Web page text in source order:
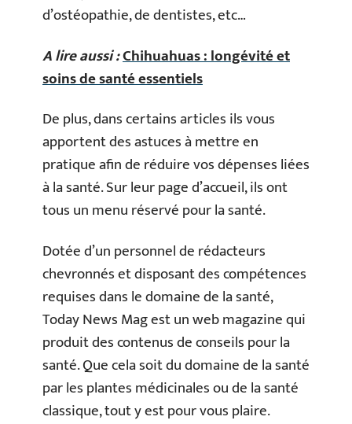
d’ostéopathie, de dentistes, etc…
A lire aussi :Chihuahuas : longévité et
soins de santé essentiels
De plus, dans certains articles ils vous
apportent des astuces à mettre en
pratique afin de réduire vos dépenses liées
à la santé. Sur leur page d’accueil, ils ont
tous un menu réservé pour la santé.
Dotée d’un personnel de rédacteurs
chevronnés et disposant des compétences
requises dans le domaine de la santé,
Today News Mag est un web magazine qui
produit des contenus de conseils pour la
santé. Que cela soit du domaine de la santé
par les plantes médicinales ou de la santé
classique, tout y est pour vous plaire.